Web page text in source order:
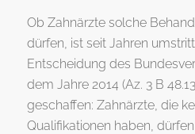
Ob Zahnärzte solche
dürfen, ist seit Jahren
Entscheidung des
dem Jahre 2014 (Az. 3 B
geschaffen: Zahnärzte, die
Qualifikationen haben,